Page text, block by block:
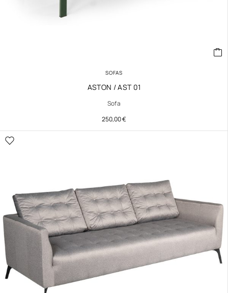
SOFAS
ASTON / AST 01
Sofa
250,00€